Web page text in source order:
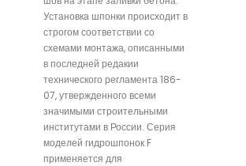
Установка шпонки происходит в
строгом соответствии со
схемами монтажа, описанными
в последней редакии
технического регламента 186-
07, утвержденного всеми
значимыми строительными
институтами в России. Серия
моделей гидрошпонок F
применяется для